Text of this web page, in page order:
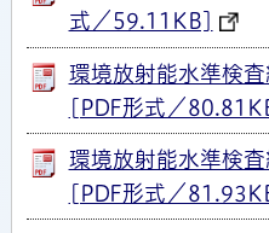
式／59.11KB]
環境放射能水準検査
[PDF形式／
環境放射能水準検査
[PDF形式／